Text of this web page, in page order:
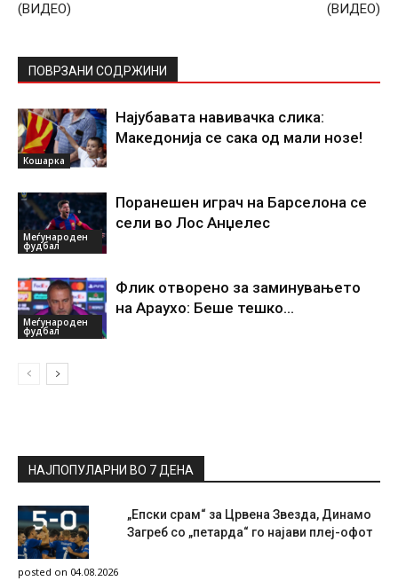
(ВИДЕО) (ВИДЕО)
ПОВРЗАНИ СОДРЖИНИ
Кошарка
Најубавата навивачка слика:
Македонија се сака од мали нозе!
Меѓународен
фудбал
Поранешен играч на Барселона се
сели во Лос Анџелес
Меѓународен
фудбал
Флик отворено за заминувањето
на Араухо: Беше тешко…
НАЈПОПУЛАРНИ ВО 7 ДЕНА
„Епски срам“ за Црвена Звезда, Динамо
Загреб со „петарда“ го најави плеј-офот
posted on 04.08.2026